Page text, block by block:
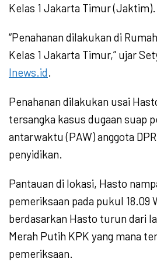
Kelas 1 Jakarta Timur (Jaktim).
“Penahanan dilakukan di
Kelas 1 Jakarta Timur,” ujar
Inews.id
Penahanan dilakukan usai
tersangka kasus dugaan suap
antarwaktu (PAW) anggota
penyidikan.
Pantauan di lokasi, Hasto
pemeriksaan pada pukul 18.09
berdasarkan Hasto turun dari
Merah Putih KPK yang mana
pemeriksaan.